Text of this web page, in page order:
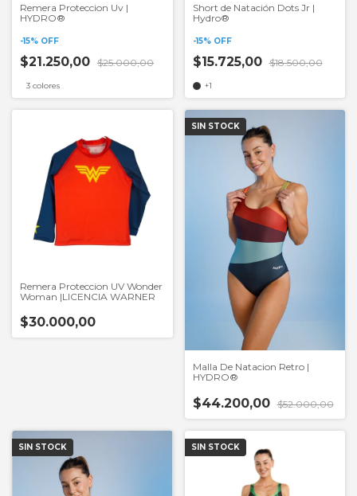
Remera Proteccion Uv |
HYDRO®
-15% OFF
$21.250,00 $25.000,00
3 colores
Short de Natación Dots Jr |
Hydro®
-15% OFF
$15.725,00 $18.500,00
+1
Remera Proteccion UV Wonder
Woman |LICENCIA WARNER
$30.000,00
SIN STOCK
Malla De Natacion Retro |
HYDRO®
$44.200,00 $52.000,00
SIN STOCK SIN STOCK